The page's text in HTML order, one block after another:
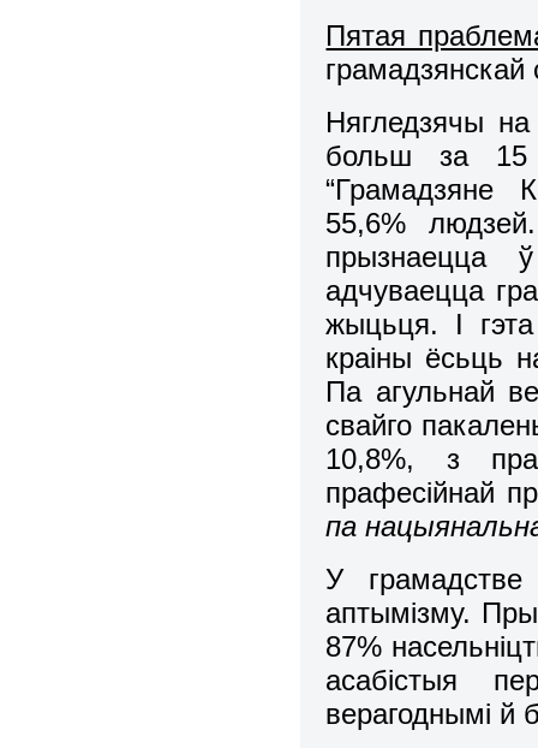
Пятая
грамадзянскай
Нягледзячы
больш за 15
“Грамадзяне
55,6%
прызнаецца
адчуваецца
жыцьця. І
краіны ёсьць
Па агульнай
свайго
10,8%, з
прафесійнай
па
У грамадстве
аптымізму.
87%
асабістыя
верагоднымі й